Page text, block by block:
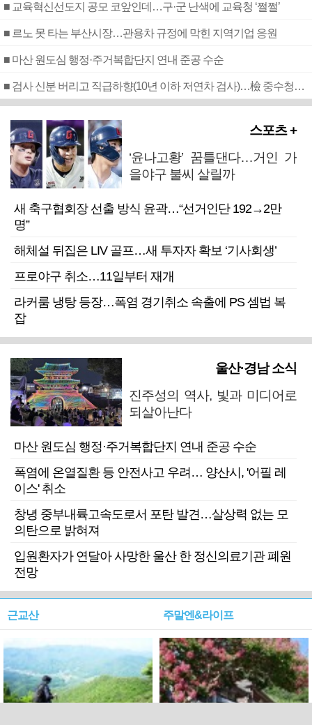
■ 교육혁신선도지 공모 코앞인데…구·군 난색에 교육청 ‘쩔쩔’
■ 르노 못 타는 부산시장…관용차 규정에 막힌 지역기업 응원
■ 마산 원도심 행정·주거복합단지 연내 준공 수순
■ 검사 신분 버리고 직급하향(10년 이하 저연차 검사)…檢 중수청행 기피
스포츠 +
‘윤나고황’ 꿈틀댄다…거인 가
을야구 불씨 살릴까
새 축구협회장 선출 방식 윤곽…“선거인단 192→2만
명”
해체설 뒤집은 LIV 골프…새 투자자 확보 ‘기사회생’
프로야구 취소…11일부터 재개
라커룸 냉탕 등장…폭염 경기취소 속출에 PS 셈법 복
잡
울산·경남 소식
진주성의 역사, 빛과 미디어로
되살아난다
마산 원도심 행정·주거복합단지 연내 준공 수순
폭염에 온열질환 등 안전사고 우려… 양산시, '어필 레
이스' 취소
창녕 중부내륙고속도로서 포탄 발견…살상력 없는 모
의탄으로 밝혀져
입원환자가 연달아 사망한 울산 한 정신의료기관 폐원
전망
근교산 주말엔&라이프